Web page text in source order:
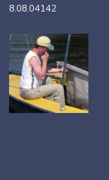
8.08.04142